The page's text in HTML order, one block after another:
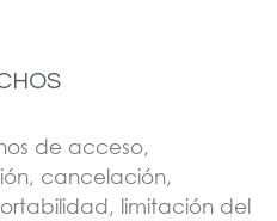
de acceso,
cancelación,
limitación del